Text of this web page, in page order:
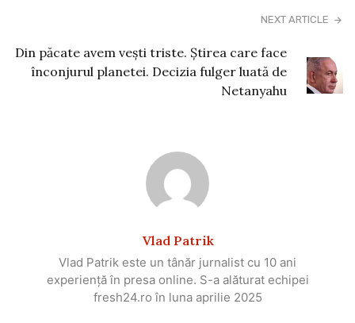
NEXT ARTICLE
Din păcate avem vești triste. Știrea care face
înconjurul planetei. Decizia fulger luată de
Netanyahu
Vlad Patrik
Vlad Patrik este un tânăr jurnalist cu 10 ani
experiență în presa online. S-a alăturat echipei
fresh24.ro în luna aprilie 2025